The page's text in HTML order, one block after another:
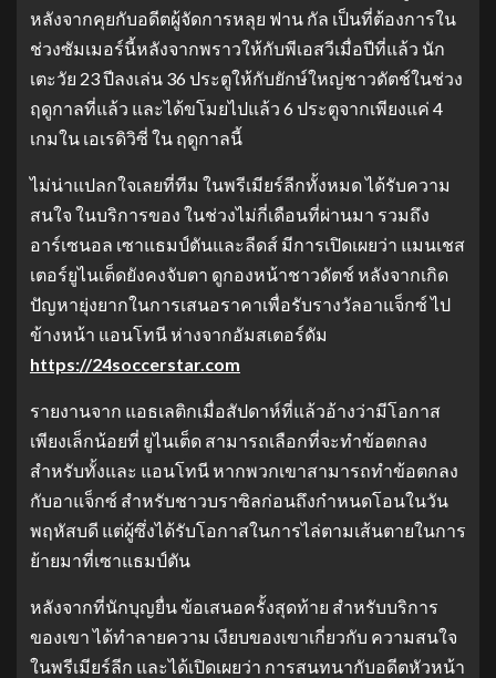
หลังจากคุยกับอดีตผู้จัดการหลุย ฟาน กัล เป็นที่ต้องการใน
ช่วงซัมเมอร์นี้หลังจากพราวให้กับพีเอสวีเมื่อปีที่แล้ว นัก
เตะวัย 23 ปีลงเล่น 36 ประตูให้กับยักษ์ใหญ่ชาวดัตช์ในช่วง
ฤดูกาลที่แล้ว และได้ขโมยไปแล้ว 6 ประตูจากเพียงแค่ 4
เกมใน เอเรดิวิซี่ ใน ฤดูกาลนี้
ไม่น่าแปลกใจเลยที่ทีม ในพรีเมียร์ลีกทั้งหมด ได้รับความ
สนใจ ในบริการของ ในช่วงไม่กี่เดือนที่ผ่านมา รวมถึง
อาร์เซนอล เซาแธมป์ตันและลีดส์ มีการเปิดเผยว่า แมนเชส
เตอร์ยูไนเต็ดยังคงจับตา ดูกองหน้าชาวดัตช์ หลังจากเกิด
ปัญหายุ่งยากในการเสนอราคาเพื่อรับรางวัลอาแจ็กซ์ ไป
ข้างหน้า แอนโทนี ห่างจากอัมสเตอร์ดัม
https://24soccerstar.com
รายงานจาก แอธเลติกเมื่อสัปดาห์ที่แล้วอ้างว่ามีโอกาส
เพียงเล็กน้อยที่ ยูไนเต็ด สามารถเลือกที่จะทำข้อตกลง
สำหรับทั้งและ แอนโทนี หากพวกเขาสามารถทำข้อตกลง
กับอาแจ็กซ์ สำหรับชาวบราซิลก่อนถึงกำหนดโอนในวัน
พฤหัสบดี แต่ผู้ซึ่งได้รับโอกาสในการไล่ตามเส้นตายในการ
ย้ายมาที่เซาแธมป์ตัน
หลังจากที่นักบุญยื่น ข้อเสนอครั้งสุดท้าย สำหรับบริการ
ของเขา ได้ทำลายความ เงียบของเขาเกี่ยวกับ ความสนใจ
ในพรีเมียร์ลีก และได้เปิดเผยว่า การสนทนากับอดีตหัวหน้า